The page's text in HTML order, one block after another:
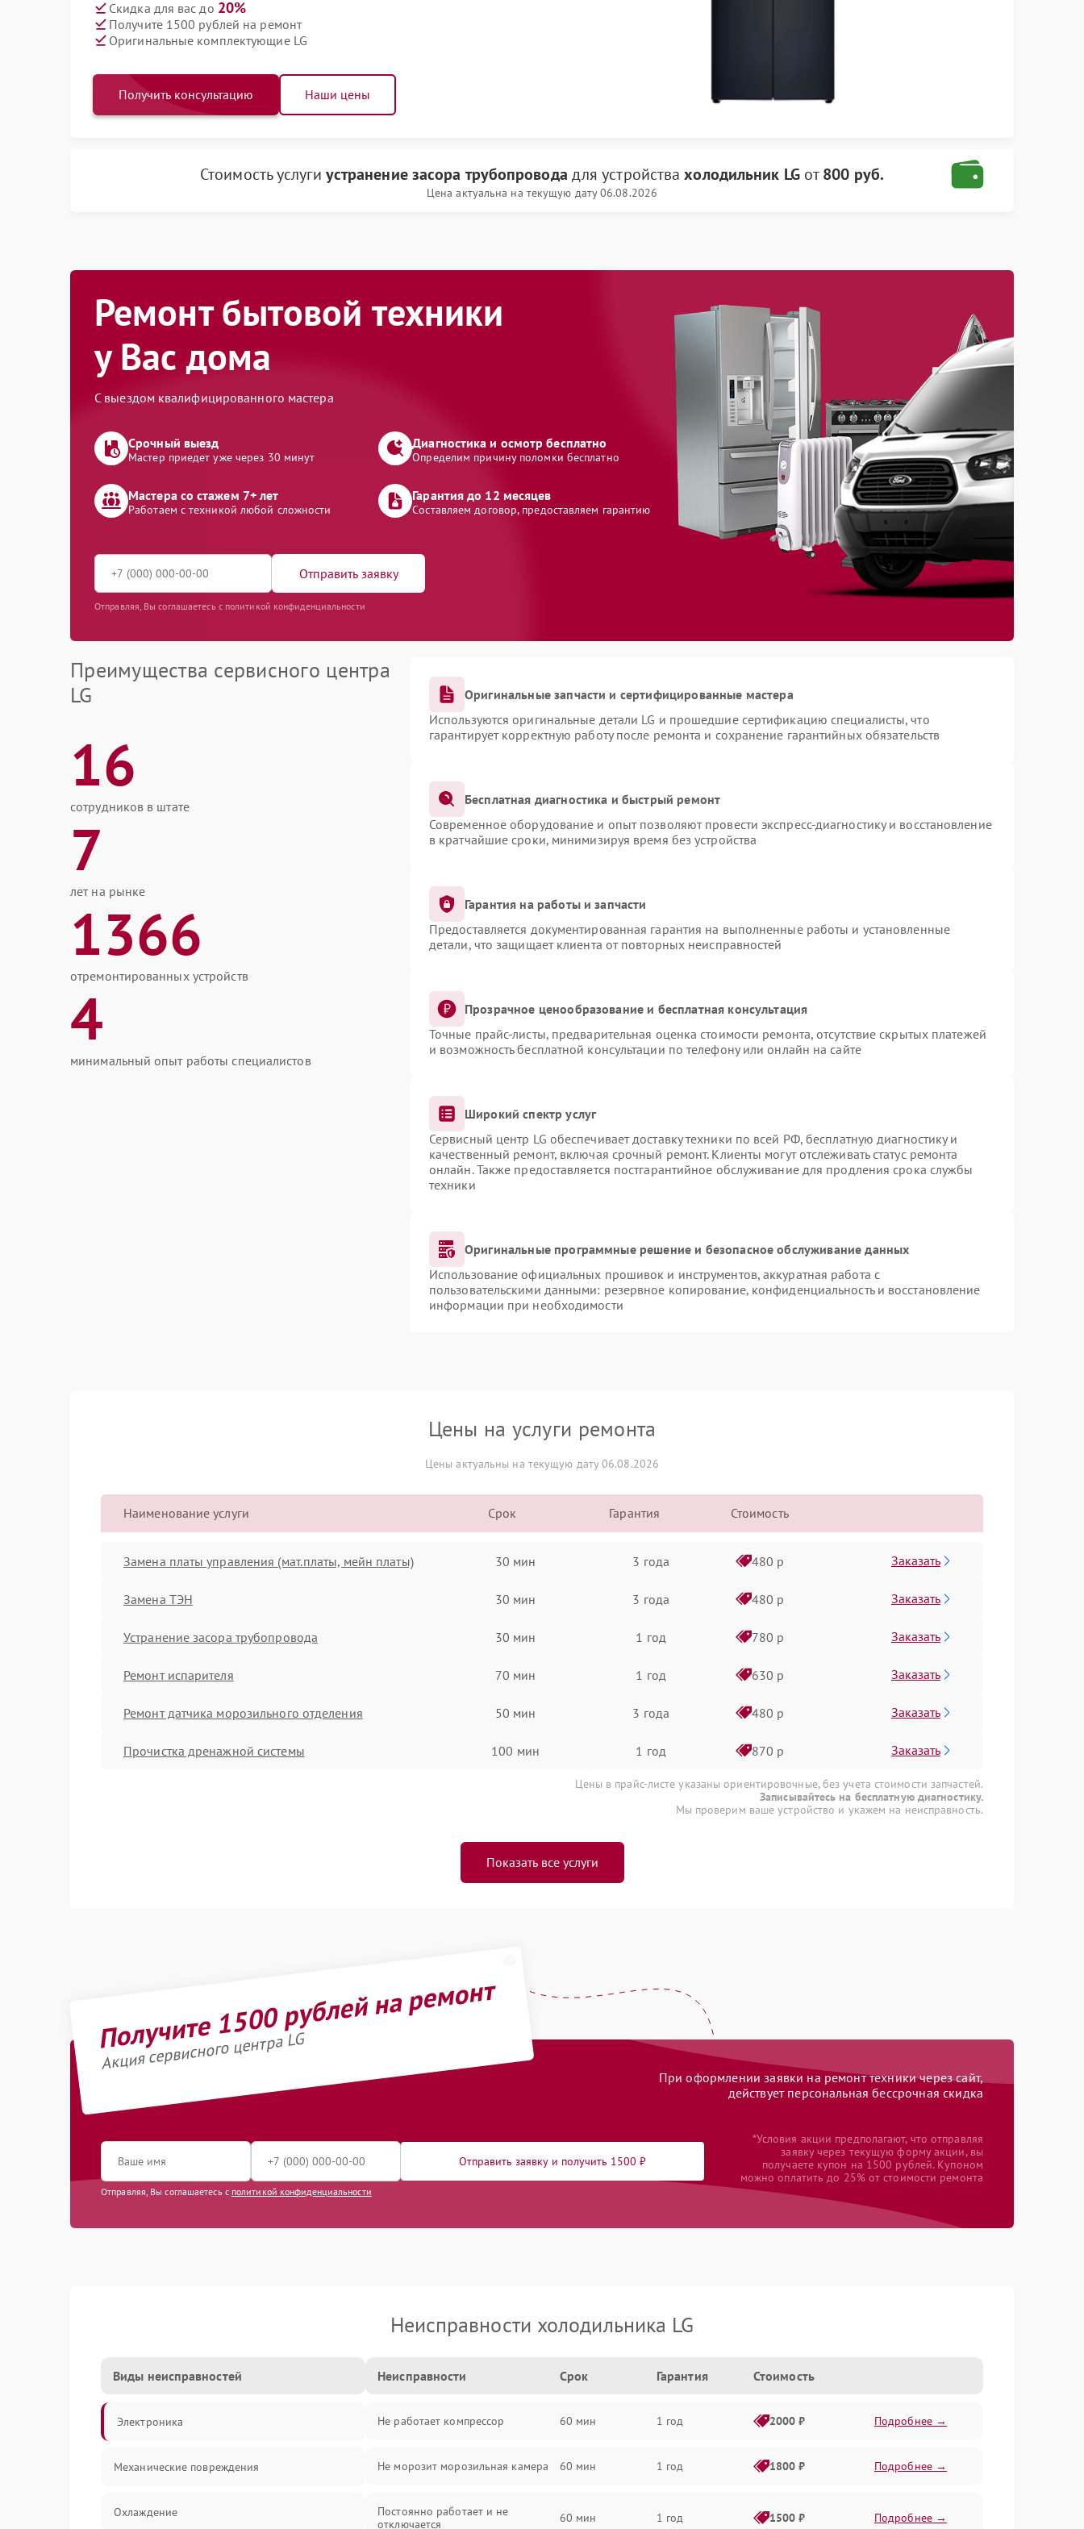
Скидка для вас до 20%
Получите 1500 рублей на ремонт
Оригинальные комплектующие LG
Получить консультацию Наши цены
Стоимость услуги устранение засора трубопровода для устройствахолодильник LGот800 руб.
Цена актуальна на текущую дату 06.08.2026
Ремонт бытовой техники
у Вас дома
С выездом квалифицированного мастера
Срочный выезд
Мастер приедет уже через 30 минут
Диагностика и осмотр бесплатно
Определим причину поломки бесплатно
Мастера со стажем 7+ лет
Работаем с техникой любой сложности
Гарантия до 12 месяцев
Составляем договор, предоставляем гарантию
Отправить заявку
Отправляя, Вы соглашаетесь с политикой конфиденциальности
Преимущества сервисного центра
LG
16
сотрудников в штате
7
лет на рынке
1366
отремонтированных устройств
4
минимальный опыт работы специалистов
Оригинальные запчасти и сертифицированные мастера
Используются оригинальные детали LG и прошедшие сертификацию специалисты, что
гарантирует корректную работу после ремонта и сохранение гарантийных обязательств
Бесплатная диагностика и быстрый ремонт
Современное оборудование и опыт позволяют провести экспресс-диагностику и восстановление
в кратчайшие сроки, минимизируя время без устройства
Гарантия на работы и запчасти
Предоставляется документированная гарантия на выполненные работы и установленные
детали, что защищает клиента от повторных неисправностей
Прозрачное ценообразование и бесплатная консультация
Точные прайс-листы, предварительная оценка стоимости ремонта, отсутствие скрытых платежей
и возможность бесплатной консультации по телефону или онлайн на сайте
Широкий спектр услуг
Сервисный центр LG обеспечивает доставку техники по всей РФ, бесплатную диагностику и
качественный ремонт, включая срочный ремонт. Клиенты могут отслеживать статус ремонта
онлайн. Также предоставляется постгарантийное обслуживание для продления срока службы
техники
Оригинальные программные решение и безопасное обслуживание данных
Использование официальных прошивок и инструментов, аккуратная работа с
пользовательскими данными: резервное копирование, конфиденциальность и восстановление
информации при необходимости
Цены на услуги ремонта
Цены актуальны на текущую дату 06.08.2026
Наименование услуги Срок Гарантия Стоимость
Замена платы управления (мат.платы, мейн платы) 30 мин 3 года 480 р Заказать
Замена ТЭН 30 мин 3 года 480 р Заказать
Устранение засора трубопровода 30 мин 1 год 780 р Заказать
Ремонт испарителя 70 мин 1 год 630 р Заказать
Ремонт датчика морозильного отделения 50 мин 3 года 480 р Заказать
Прочистка дренажной системы 100 мин 1 год 870 р Заказать
Цены в прайс-листе указаны ориентировочные, без учета стоимости запчастей.
Записывайтесь на бесплатную диагностику.
Мы проверим ваше устройство и укажем на неисправность.
Показать все услуги
Получите 1500 рублей на ремонт
Акция сервисного центра LG
При оформлении заявки на ремонт техники через сайт,
действует персональная бессрочная скидка
Отправить заявку и получить 1500 ₽
Отправляя, Вы соглашаетесь с политикой конфиденциальности
*Условия акции предполагают, что отправляя
заявку через текущую форму акции, вы
получаете купон на 1500 рублей. Купоном
можно оплатить до 25% от стоимости ремонта
Неисправности холодильника LG
Виды неисправностей
Электроника
Механические повреждения
Охлаждение
Неисправности Срок Гарантия Стоимость
Не работает компрессор 60 мин 1 год 2000 ₽ Подробнее →
Не морозит морозильная камера 60 мин 1 год 1800 ₽ Подробнее →
Постоянно работает и не
отключается
60 мин 1 год 1500 ₽ Подробнее →